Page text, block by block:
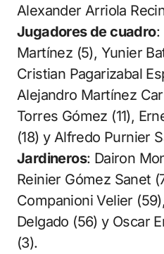
Alexander Arriola
Jugadores de cuadro:
Martínez (5), Yunier
Cristian Pagarizabal
Alejandro Martínez
Torres Gómez (11),
(18) y Alfredo Purnier
Jardineros: Dairon
Reinier Gómez Sanet
Companioni Velier
Delgado (56) y Oscar
(3).